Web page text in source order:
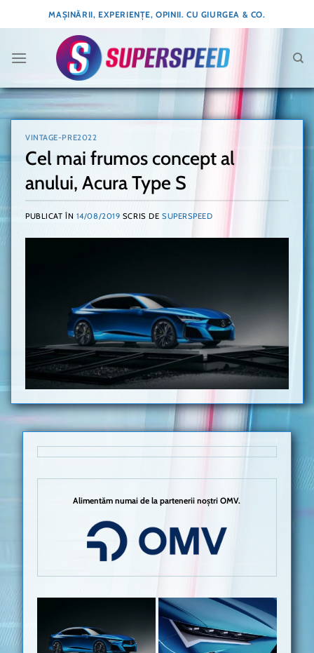
to
MAȘINĂRII, EXPERIENȚE, OPINII. CU GIURGEA & CO.
VINTAGE-PRE2022
Cel mai frumos concept al
anului, Acura Type S
PUBLICAT ÎN 14/08/2019 SCRIS DE SUPERSPEED
Alimentăm numai de la partenerii noștri OMV.